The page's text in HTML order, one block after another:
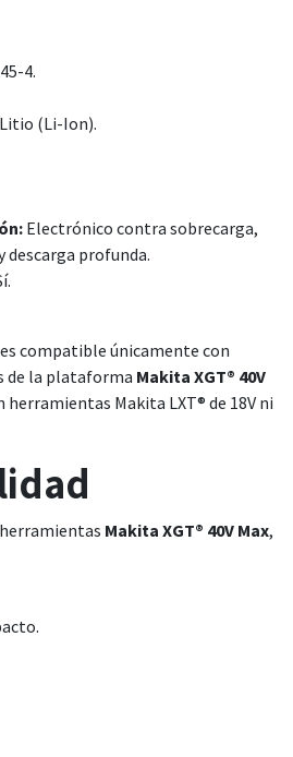
4.
(Li-Ion).
Electrónico contra sobrecarga,
profunda.
compatible únicamente con
de la plataforma Makita XGT® 40V
Makita LXT® de 18V ni
Makita XGT® 40V Max,